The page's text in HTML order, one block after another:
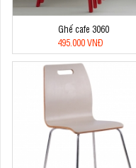
Ghế cafe 3060
495.000 VNĐ